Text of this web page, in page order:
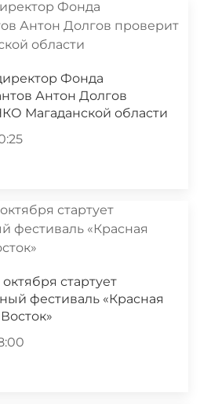
Фонда
Антон Долгов
Магаданской области
стартует
фестиваль «Красная